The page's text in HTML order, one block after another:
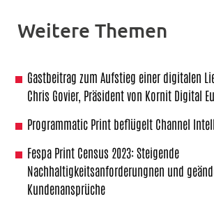
Weitere Themen
Gastbeitrag zum Aufstieg einer digitalen
Chris Govier, Präsident von Kornit Digital
Programmatic Print beflügelt Channel
Fespa Print Census 2023: Steigende
Nachhaltigkeitsanforderungnen und
Kundenansprüche